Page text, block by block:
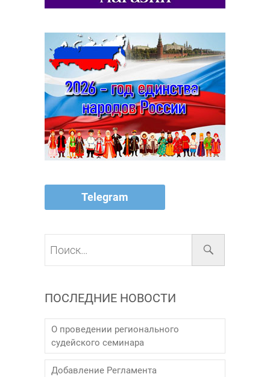
Telegram
ПОСЛЕДНИЕ НОВОСТИ
О проведении регионального
судейского семинара
Добавление Регламента